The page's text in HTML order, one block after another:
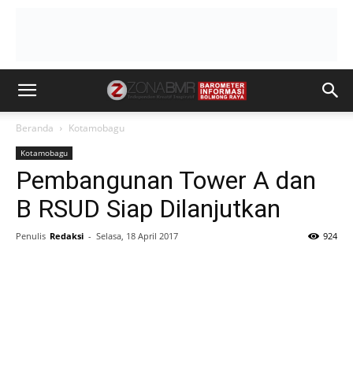
Beranda Kotamobagu
Kotamobagu
Pembangunan Tower A dan
B RSUD Siap Dilanjutkan
Penulis Redaksi - Selasa, 18 April 2017 924